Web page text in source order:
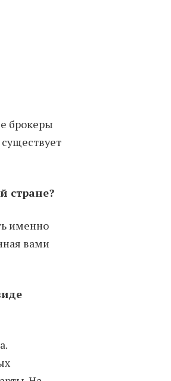
брокеры
существует
стране?
именно
вами